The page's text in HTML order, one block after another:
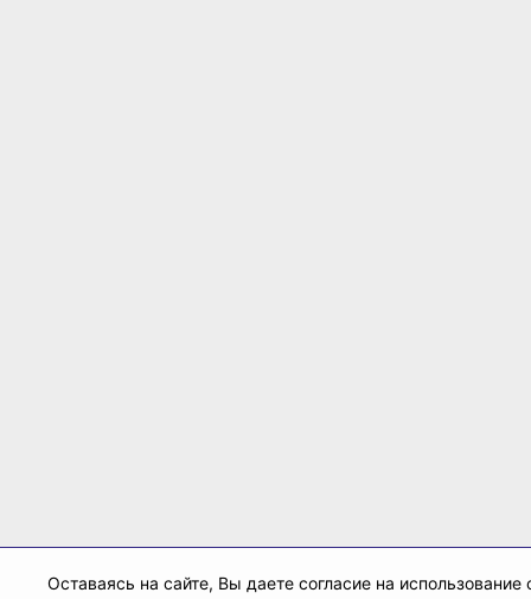
Оставаясь на сайте, Вы даете согласие на использование